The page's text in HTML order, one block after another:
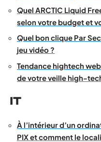
Quel ARCTIC Liquid
selon votre budget et
Quel bon clique Par
jeu vidéo ?
Tendance hightech
de votre veille high-
IT
À l’intérieur d’un
PIX et comment le